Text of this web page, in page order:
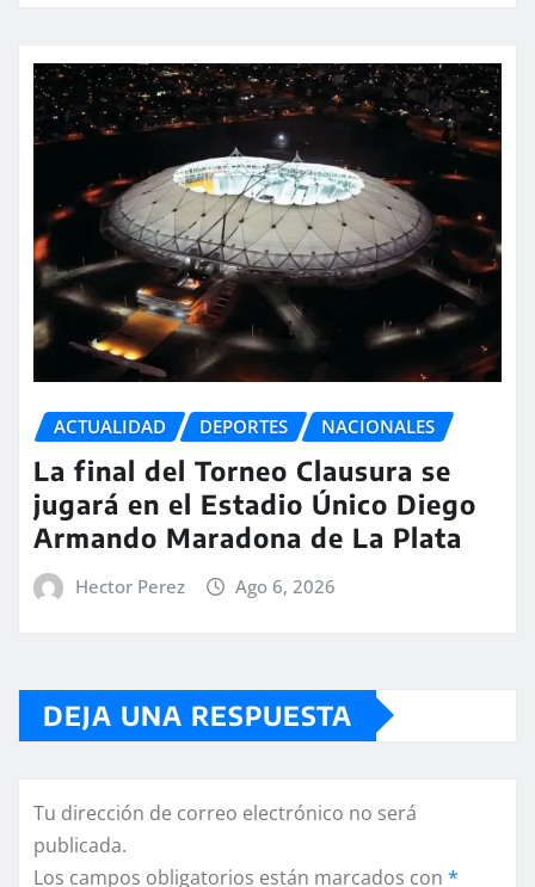
ACTUALIDAD DEPORTES NACIONALES
La final del Torneo Clausura se
jugará en el Estadio Único Diego
Armando Maradona de La Plata
Hector Perez Ago 6, 2026
DEJA UNA RESPUESTA
Tu dirección de correo electrónico no será
publicada.
Los campos obligatorios están marcados con *